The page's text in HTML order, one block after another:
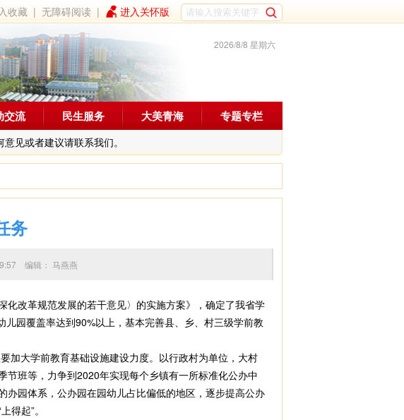
收藏 |无障碍阅读 | 进入关怀版
2026/8/8 星期六
见或者建议请联系我们。
交流 民生服务 大美青海 专题专栏
务
编辑： 马燕燕
改革规范发展的若干意见〉的实施方案》，确定了我省学
园覆盖率达到90%以上，基本完善县、乡、村三级学前教
大学前教育基础设施建设力度。以行政村为单位，大村
班等，力争到2020年实现每个乡镇有一所标准化公办中
园体系，公办园在园幼儿占比偏低的地区，逐步提高公办
得起”。